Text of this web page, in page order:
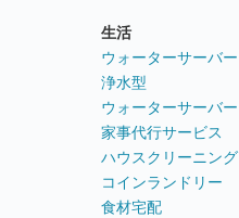
生活
ウォーターサーバー
浄水型
ウォーターサーバー
家事代行サービス
ハウスクリーニング
コインランドリー
食材宅配